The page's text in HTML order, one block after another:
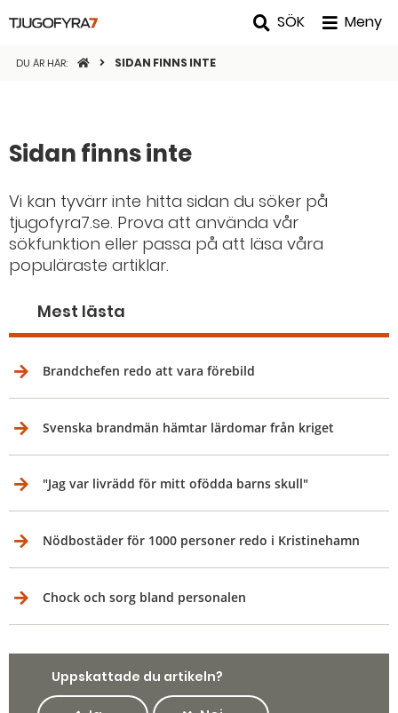
SÖK Meny
DU ÄR HÄR: STARTSIDANSIDAN FINNS INTE
Sidan finns inte
Vi kan tyvärr inte hitta sidan du söker på
tjugofyra7.se. Prova att använda vår
sökfunktion eller passa på att läsa våra
populäraste artiklar.
Mest lästa
Brandchefen redo att vara förebild
Svenska brandmän hämtar lärdomar från kriget
"Jag var livrädd för mitt ofödda barns skull"
Nödbostäder för 1000 personer redo i Kristinehamn
Chock och sorg bland personalen
Uppskattade du artikeln?